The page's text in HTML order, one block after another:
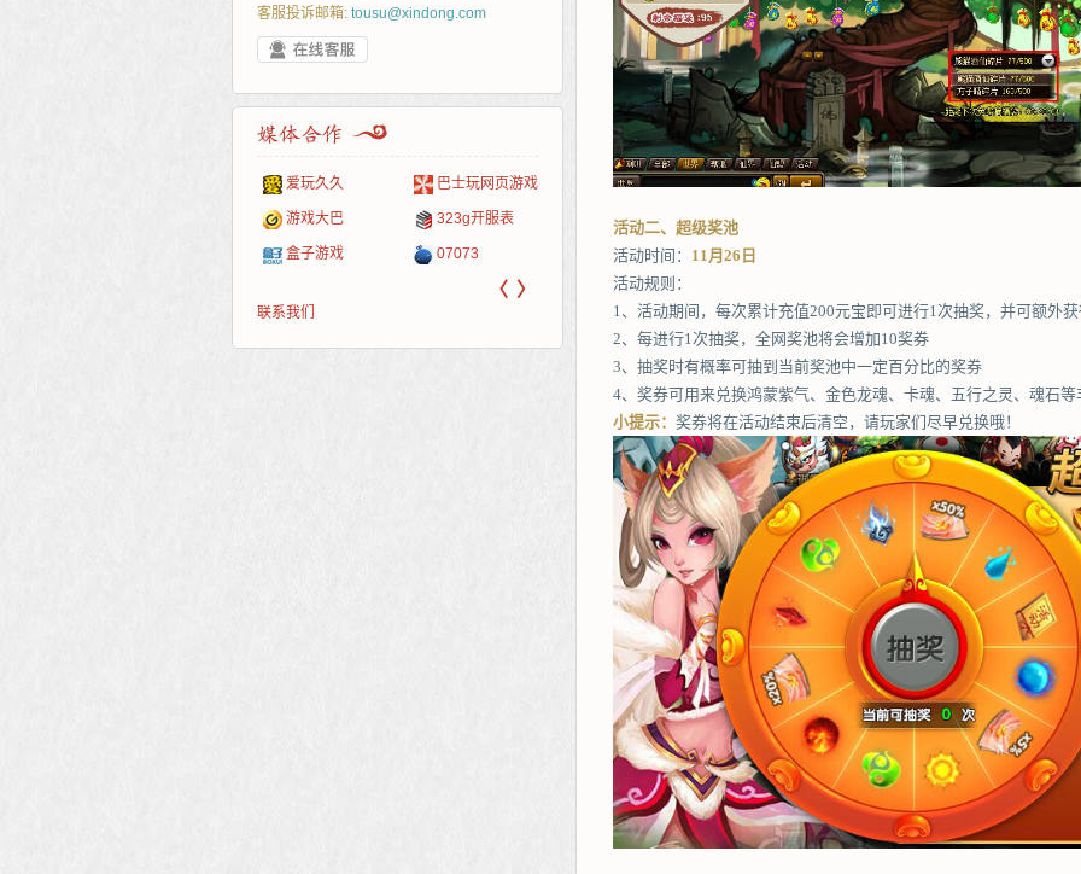
客服投诉邮箱: tousu@xindong.com
爱玩久久 巴士玩网页游戏
游戏大巴 323g开服表
盒子游戏 07073
页游网
腾讯游戏 新浪游戏
新浪页游 网易游戏
多玩
pcgame 中华网
Cwan
游一游
游侠网页游戏 40407
5617网游网 一游网
开服网
斗蟹网页游戏 游戏观察
4q5q游戏
〈 〉
联系我们
活动二、超级奖池
活动时间： 11月26日
活动规则：
1、活动期间，每次累计充值200元宝即可进行1次抽奖，并可额外
2、每进行1次抽奖，全网奖池将会增加10奖券
3、抽奖时有概率可抽到当前奖池中一定百分比的奖券
4、奖券可用来兑换鸿蒙紫气、金色龙魂、卡魂、五行之灵、魂石等
小提示： 奖券将在活动结束后清空，请玩家们尽早兑换哦！